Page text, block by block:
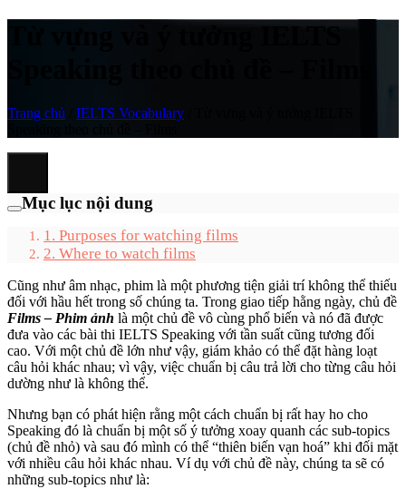
Từ vựng và ý tưởng IELTS
Trang chủ IELTS Vocabulary
Mục lục nội dung
1. Purposes for watching films
2. Where to watch films
Cũng như âm nhạc, phim là một phương tiện giải trí không thể thiếu
đối với hầu hết trong số chúng ta. Trong giao tiếp hằng ngày, chủ đề
Films – Phim ảnh là một chủ đề vô cùng phổ biến và nó đã được
đưa vào các bài thi IELTS Speaking với tần suất cũng tương đối
cao. Với một chủ đề lớn như vậy, giám khảo có thể đặt hàng loạt
câu hỏi khác nhau; vì vậy, việc chuẩn bị câu trả lời cho từng câu hỏi
dường như là không thể.
Nhưng bạn có phát hiện rằng một cách chuẩn bị rất hay ho cho
Speaking đó là chuẩn bị một số ý tưởng xoay quanh các sub-topics
(chủ đề nhỏ) và sau đó mình có thể “thiên biến vạn hoá” khi đối mặt
với nhiều câu hỏi khác nhau. Ví dụ với chủ đề này, chúng ta sẽ có
những sub-topics như là: